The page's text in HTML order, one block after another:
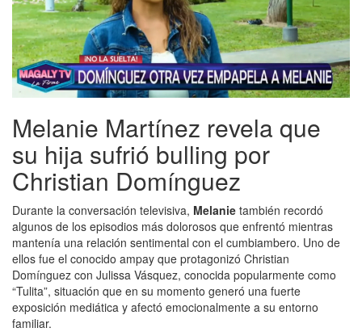
Melanie Martínez revela que
su hija sufrió bulling por
Christian Domínguez
Durante la conversación televisiva, Melanie también recordó
algunos de los episodios más dolorosos que enfrentó mientras
mantenía una relación sentimental con el cumbiambero. Uno de
ellos fue el conocido ampay que protagonizó Christian
Domínguez con Julissa Vásquez, conocida popularmente como
“Tulita”, situación que en su momento generó una fuerte
exposición mediática y afectó emocionalmente a su entorno
familiar.